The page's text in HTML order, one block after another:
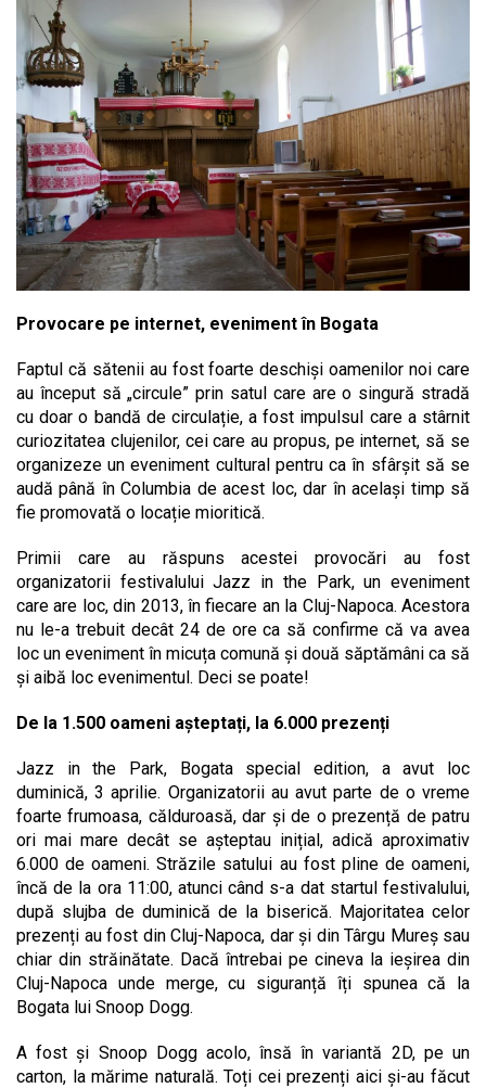
Provocare pe internet, eveniment în Bogata
Faptul că sătenii au fost foarte deschiși oamenilor noi care
au început să „circule” prin satul care are o singură stradă
cu doar o bandă de circulație, a fost impulsul care a stârnit
curiozitatea clujenilor, cei care au propus, pe internet, să se
organizeze un eveniment cultural pentru ca în sfârșit să se
audă până în Columbia de acest loc, dar în același timp să
fie promovată o locație mioritică.
Primii care au răspuns acestei provocări au fost
organizatorii festivalului Jazz in the Park, un eveniment
care are loc, din 2013, în fiecare an la Cluj-Napoca. Acestora
nu le-a trebuit decât 24 de ore ca să confirme că va avea
loc un eveniment în micuța comună și două săptămâni ca să
și aibă loc evenimentul. Deci se poate!
De la 1.500 oameni așteptați, la 6.000 prezenți
Jazz in the Park, Bogata special edition, a avut loc
duminică, 3 aprilie. Organizatorii au avut parte de o vreme
foarte frumoasa, călduroasă, dar și de o prezență de patru
ori mai mare decât se așteptau inițial, adică aproximativ
6.000 de oameni. Străzile satului au fost pline de oameni,
încă de la ora 11:00, atunci când s-a dat startul festivalului,
după slujba de duminică de la biserică. Majoritatea celor
prezenți au fost din Cluj-Napoca, dar și din Târgu Mureș sau
chiar din străinătate. Dacă întrebai pe cineva la ieșirea din
Cluj-Napoca unde merge, cu siguranță îți spunea că la
Bogata lui Snoop Dogg.
A fost și Snoop Dogg acolo, însă în variantă 2D, pe un
carton, la mărime naturală. Toți cei prezenți aici și-au făcut